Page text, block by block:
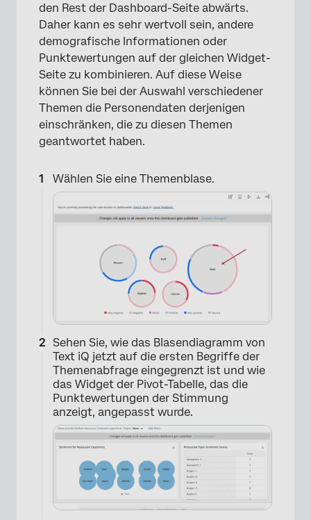
den Rest der Dashboard-Seite abwärts.
Daher kann es sehr wertvoll sein, andere
demografische Informationen oder
Punktewertungen auf der gleichen Widget-
Seite zu kombinieren. Auf diese Weise
können Sie bei der Auswahl verschiedener
Themen die Personendaten derjenigen
einschränken, die zu diesen Themen
geantwortet haben.
Wählen Sie eine Themenblase.
Sehen Sie, wie das Blasendiagramm von
Text iQ jetzt auf die ersten Begriffe der
Themenabfrage eingegrenzt ist und wie
das Widget der Pivot-Tabelle, das die
Punktewertungen der Stimmung
anzeigt, angepasst wurde.